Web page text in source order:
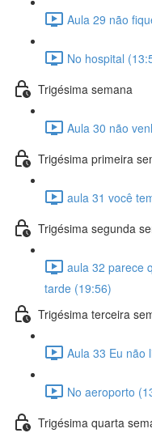
Aula 29 não
No hospital
Trigésima semana
Aula 30 não
Trigésima primeira
aula 31 você
Trigésima segunda
aula 32 parece
tarde (19:56)
Trigésima terceira
Aula 33 Eu não
No aeroporto
Trigésima quarta